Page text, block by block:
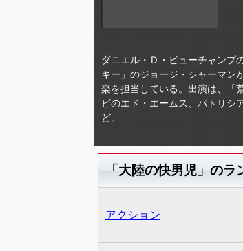
ダニエル・Ｄ・ビューチャンプ
キー」のジョージ・シャーマン
楽を担当している。出演は、「
ビのエド・エームス、パトリシ
ど。
「大陸の快男児」のラ
アクション